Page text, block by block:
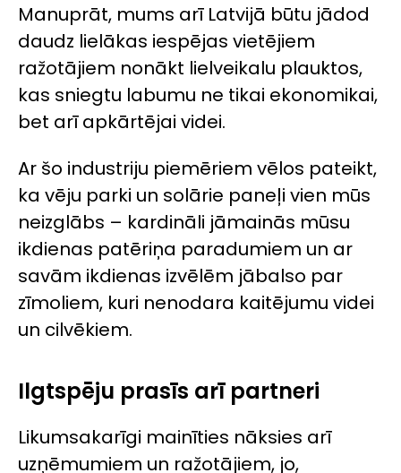
Manuprāt, mums arī Latvijā būtu jādod
daudz lielākas iespējas vietējiem
ražotājiem nonākt lielveikalu plauktos,
kas sniegtu labumu ne tikai ekonomikai,
bet arī apkārtējai videi.
Ar šo industriju piemēriem vēlos pateikt,
ka vēju parki un solārie paneļi vien mūs
neizglābs – kardināli jāmainās mūsu
ikdienas patēriņa paradumiem un ar
savām ikdienas izvēlēm jābalso par
zīmoliem, kuri nenodara kaitējumu videi
un cilvēkiem.
Ilgtspēju prasīs arī partneri
Likumsakarīgi mainīties nāksies arī
uzņēmumiem un ražotājiem, jo,